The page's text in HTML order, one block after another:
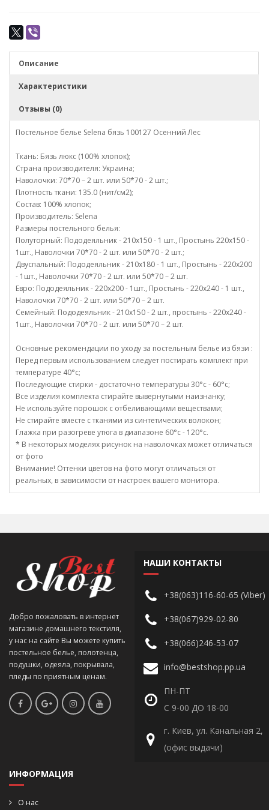
Описание
Характеристики
Отзывы (0)
Постельное белье Selena бязь 100127 Осенний Лес
Ткань: Бязь люкс (100% хлопок);
Страна производителя: Украина;
Наволочки: 70*70 – 2 шт. или 50*70 - 2 шт.;
Плотность ткани: 135.0 (нит/см2);
Состав: 100% хлопок;
Производитель: Selena
Размеры постельного белья:
Полуторный: Пододеяльник - 210х150 - 1 шт., Простынь 220х150 -
1шт., Наволочки 70*70 - 2 шт. или 50*70 - 2 шт.;
Двуспальный: Пододеяльник - 210х180 - 1 шт., Простынь - 220х200
- 1шт., Наволочки 70*70 - 2 шт. или 50*70 – 2 шт.
Евро: Пододеяльник - 220х200 - 1шт., Простынь - 220х240 - 1 шт.,
Наволочки 70*70 - 2 шт. или 50*70 – 2 шт.
Семейный: Пододеяльник - 210х150 - 2 шт., простынь - 220х240 -
1шт., Наволочки 70*70 - 2 шт. или 50*70 – 2 шт.
Основные рекомендации по уходу за постельным белье из бязи :
Перед первым использованием следует постирать комплект при
температуре 40°c;
Последующие стирки - достаточно температуры 30°c - 60°c;
Все изделия комплекта стирайте вывернутыми наизнанку;
Не используйте порошок с отбеливающими веществами;
Не стирайте вместе с тканями из синтетических волокон;
Глажка при разогреве утюга в диапазоне 60°c - 120°c.
* В некоторых моделях рисунок на наволочках может отличаться
от фото
Внимание! Оттенки цветов на фото могут отличаться от
реальных, в зависимости от настроек вашего монитора.
Добро пожаловать в интернет
магазине домашнего текстиля,
у нас на сайте Вы можете купить
постельное белье, полотенца,
подушки, одеяла, покрывала,
пледы по приятным ценам.
НАШИ КОНТАКТЫ
+38(063)116-60-65 (Viber)
+38(067)929-02-80
+38(066)246-53-07
info@bestshop.pp.ua
ПН-ПТ
С 9-00 ДО 18-00
г. Киев, ул. Канальная 2,
(офис выдачи)
ИНФОРМАЦИЯ
О нас